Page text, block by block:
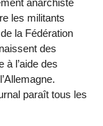
anarchiste
les militants
la Fédération
des
à l’aide des
paraît tous les